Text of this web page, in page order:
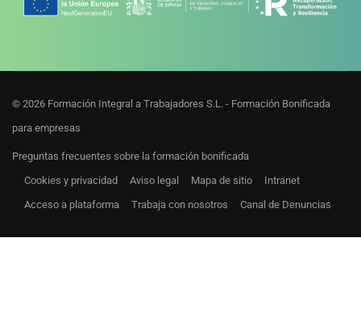
© 2026 Formación Integral a Trabajadores S.L. - Formación Bonificada
para empresas
Preguntas frecuentes sobre la formación bonificada
Cookies y privacidad
Aviso legal Mapa de sitio
Intranet
Acceso a plataforma
Trabaja con nosotros Canal de Denuncias